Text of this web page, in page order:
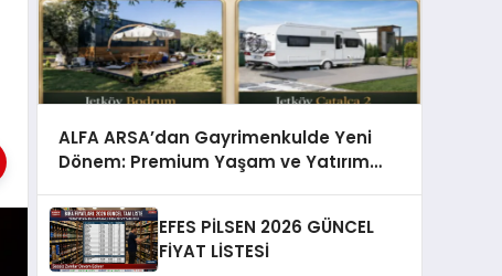
ALFA ARSA’dan Gayrimenkulde Yeni
Dönem: Premium Yaşam ve Yatırım
EFES PİLSEN 2026 GÜNCEL
FİYAT LİSTESİ